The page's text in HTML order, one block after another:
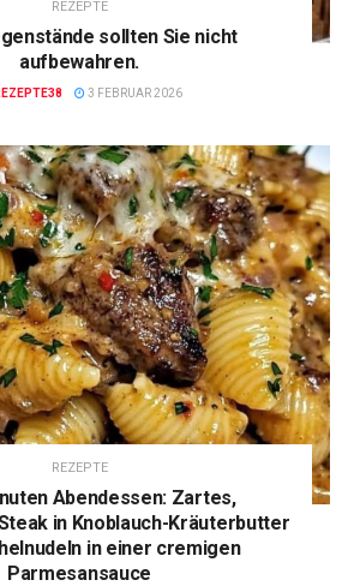
REZEPTE
sollten Sie nicht
aufbewahren.
3 FEBRUAR 2026
REZEPTE
Abendessen: Zartes,
in Knoblauch-Kräuterbutter
in einer cremigen
Parmesansauce